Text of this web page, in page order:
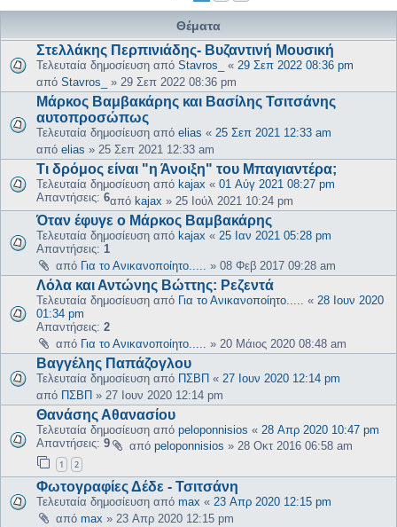
Θέματα
Στελλάκης Περπινιάδης- Βυζαντινή Μουσική
Τελευταία δημοσίευση από Stavros_ « 29 Σεπ 2022 08:36 pm
από Stavros_ » 29 Σεπ 2022 08:36 pm
Μάρκος Βαμβακάρης και Βασίλης Τσιτσάνης
αυτοπροσώπως
Τελευταία δημοσίευση από elias « 25 Σεπ 2021 12:33 am
από elias » 25 Σεπ 2021 12:33 am
Τι δρόμος είναι "η Άνοιξη" του Μπαγιαντέρα;
Τελευταία δημοσίευση από kajax « 01 Αύγ 2021 08:27 pm
Απαντήσεις: 6από kajax » 25 Ιούλ 2021 10:24 pm
Όταν έφυγε ο Μάρκος Βαμβακάρης
Τελευταία δημοσίευση από kajax « 25 Ιαν 2021 05:28 pm
Απαντήσεις: 1
από Για το Ανικανοποίητο..... » 08 Φεβ 2017 09:28 am
Λόλα και Αντώνης Βώττης: Ρεζεντά
Τελευταία δημοσίευση από Για το Ανικανοποίητο..... « 28 Ιουν 2020
01:34 pm
Απαντήσεις: 2
από Για το Ανικανοποίητο..... » 20 Μάιος 2020 08:48 am
Βαγγέλης Παπάζογλου
Τελευταία δημοσίευση από ΠΣΒΠ « 27 Ιουν 2020 12:14 pm
από ΠΣΒΠ » 27 Ιουν 2020 12:14 pm
Θανάσης Αθανασίου
Τελευταία δημοσίευση από peloponnisios « 28 Απρ 2020 10:47 pm
Απαντήσεις: 9 από peloponnisios » 28 Οκτ 2016 06:58 am
1 2
Φωτογραφίες Δέδε - Τσιτσάνη
Τελευταία δημοσίευση από max « 23 Απρ 2020 12:15 pm
από max » 23 Απρ 2020 12:15 pm